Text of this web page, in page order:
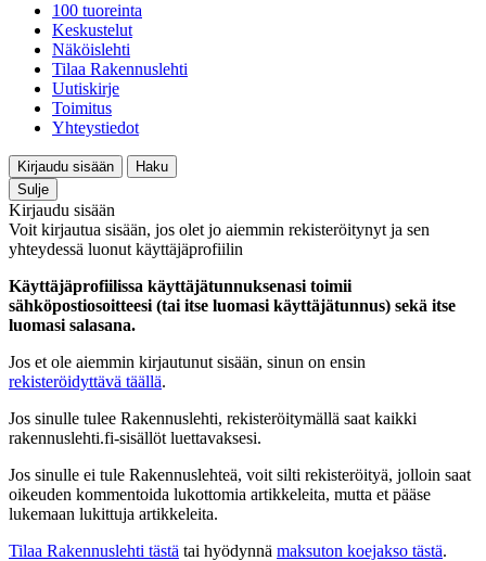
100 tuoreinta
Keskustelut
Näköislehti
Tilaa Rakennuslehti
Uutiskirje
Toimitus
Yhteystiedot
Kirjaudu sisään
Haku
Sulje
Kirjaudu sisään
Voit kirjautua sisään, jos olet jo aiemmin rekisteröitynyt ja sen
yhteydessä luonut käyttäjäprofiilin
Käyttäjäprofiilissa käyttäjätunnuksenasi toimii
sähköpostiosoitteesi (tai itse luomasi käyttäjätunnus) sekä itse
luomasi salasana.
Jos et ole aiemmin kirjautunut sisään, sinun on ensin
rekisteröidyttävä täällä.
Jos sinulle tulee Rakennuslehti, rekisteröitymällä saat kaikki
rakennuslehti.fi-sisällöt luettavaksesi.
Jos sinulle ei tule Rakennuslehteä, voit silti rekisteröityä, jolloin saat
oikeuden kommentoida lukottomia artikkeleita, mutta et pääse
lukemaan lukittuja artikkeleita.
Tilaa Rakennuslehti tästä tai hyödynnä maksuton koejakso tästä.